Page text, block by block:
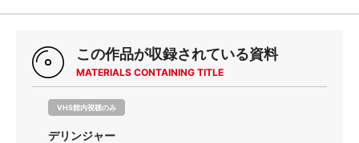
この作品が収録されている資料
MATERIALS CONTAINING TITLE
VHS館内視聴のみ
デリンジャー